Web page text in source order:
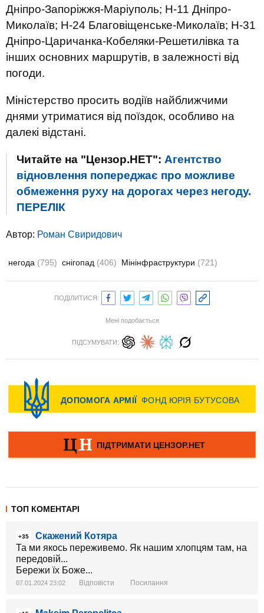
Дніпро-Запоріжжя-Маріуполь; Н-11 Дніпро-
Миколаїв; Н-24 Благовіщенське-Миколаїв; Н-31
Дніпро-Царичанка-Кобеляки-Решетилівка та
інших основних маршрутів, в залежності від
погоди.
Міністерство просить водіїв найближчими
днями утриматися від поїздок, особливо на
далекі відстані.
Читайте на "Цензор.НЕТ": Агентство
відновлення попереджає про можливе
обмеження руху на дорогах через негоду.
ПЕРЕЛІК
Автор: Роман Свиридович
негода (795) снігопад (406) Мінінфраструктури (721)
ПОДІЛИТИСЯ:
Мені подобається
ПІДСУМУВАТИ:
ТОП КОМЕНТАРІ
+35
Скажений Котяра
Та ми якось переживемо. Як нашим хлопцям там, на
передовій...
Бережи їх Боже...
07.01.2024 23:02 Відповісти Посилання